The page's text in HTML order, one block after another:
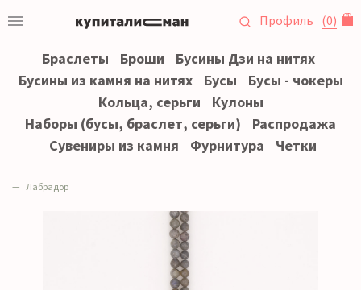
Профиль (0)
Браслеты Броши
Бусины Дзи на нитях
Бусины из камня на нитях
Бусы
Бусы - чокеры
Кольца, серьги
Кулоны
Наборы (бусы, браслет, серьги)
Распродажа
Сувениры из камня
Фурнитура Четки
Лабрадор